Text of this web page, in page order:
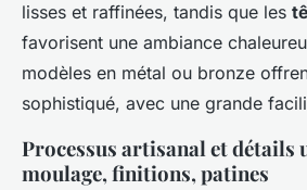
lisses et raffinées, tandis que les
favorisent une ambiance
modèles en métal ou bronze
sophistiqué, avec une grande
Processus artisanal et détails
moulage, finitions, patines